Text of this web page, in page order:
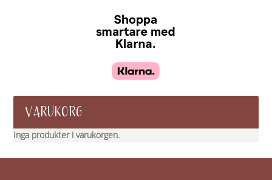
VARUKORG
Inga produkter i varukorgen.